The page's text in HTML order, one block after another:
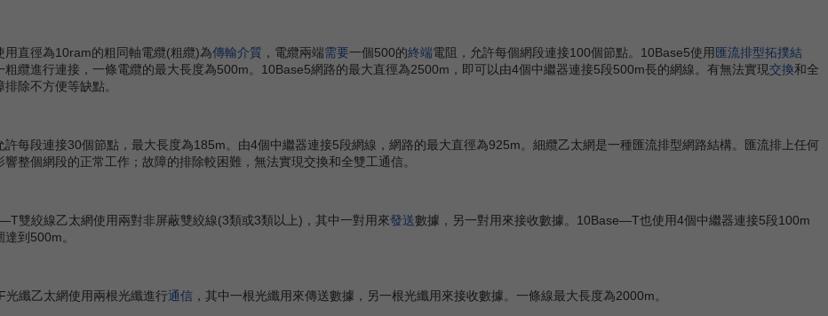
直徑為10ram的粗同軸電纜(粗纜)為傳輸介質 ，電纜兩端需要一個500的終端電阻，允許每個網段連接100個節點。10Base5使用 匯流排型拓撲結
粗纜進行連接，一條電纜的最大長度為500m。10Base5網路的最大直徑為2500m，即可以由4個中繼器連接5段500m長的網線。有無法實現交換和全
除不方便等缺點。
段連接30個節點，最大長度為185m。由4個中繼器連接5段網線，網路的最大直徑為925m。細纜乙太網是一種匯流排型網路結構。匯流排上任何
整個網段的正常工作；故障的排除較困難，無法實現交換和全雙工通信。
絞線乙太網使用兩對非屏蔽雙絞線(3類或3類以上)，其中一對用來發送數據，另一對用來接收數據。10Base—T也使用4個中繼器連接5段100m
到500m。
纖乙太網使用兩根光纖進行通信 ，其中一根光纖用來傳送數據，另一根光纖用來接收數據。一條線最大長度為2000m。